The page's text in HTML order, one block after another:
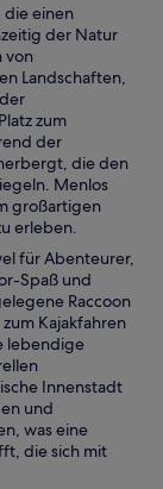
die einen
der Natur
von
Landschaften,
zum
der
die den
Menlos
großartigen
erleben.
für Abenteurer,
Spaß und
Raccoon
Kajakfahren
lebendige
Innenstadt
und
was eine
die sich mit